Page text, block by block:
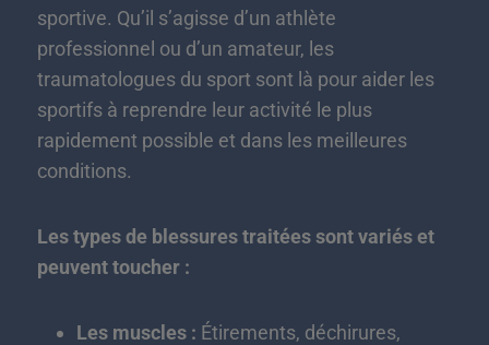
sportive. Qu’il s’agisse d’un athlète
professionnel ou d’un amateur, les
traumatologues du sport sont là pour aider les
sportifs à reprendre leur activité le plus
rapidement possible et dans les meilleures
conditions.
Les types de blessures traitées sont variés et
peuvent toucher :
Les muscles : Étirements, déchirures,